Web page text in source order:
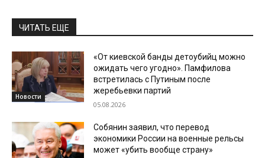
ЧИТАТЬ ЕЩЕ
Новости
«От киевской банды детоубийц можно
ожидать чего угодно». Памфилова
встретилась с Путиным после
жеребьевки партий
05.08.2026
Собянин заявил, что перевод
экономики России на военные рельсы
может «убить вообще страну»